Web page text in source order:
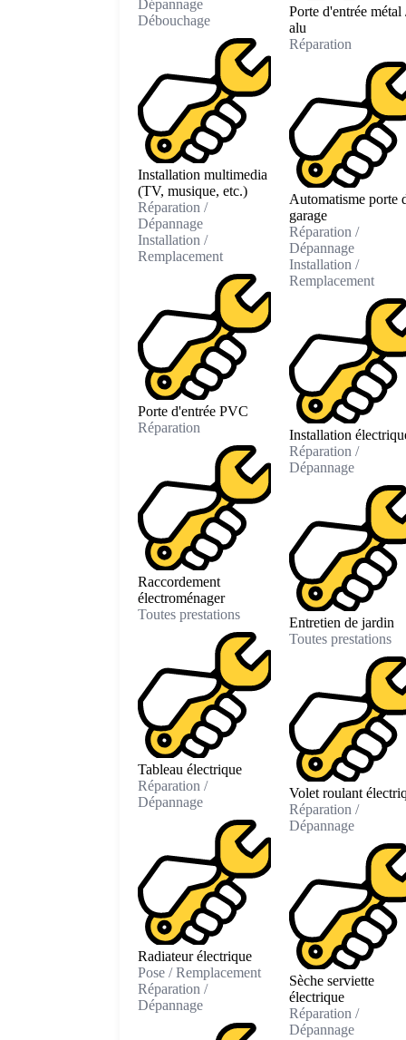
Dépannage
Débouchage
Installation multimedia
(TV, musique, etc.)
Réparation /
Dépannage
Installation /
Remplacement
Porte d'entrée PVC
Réparation
Raccordement
électroménager
Toutes prestations
Tableau électrique
Réparation /
Dépannage
Radiateur électrique
Pose / Remplacement
Réparation /
Dépannage
Porte d'entrée métal
alu
Réparation
Automatisme porte
garage
Réparation /
Dépannage
Installation /
Remplacement
Installation
Réparation /
Dépannage
Entretien de jardin
Toutes prestations
Volet roulant
Réparation /
Dépannage
Sèche serviette
électrique
Réparation /
Dépannage